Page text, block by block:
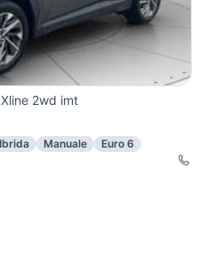
2wd imt
Ibrida Manuale
Euro 6